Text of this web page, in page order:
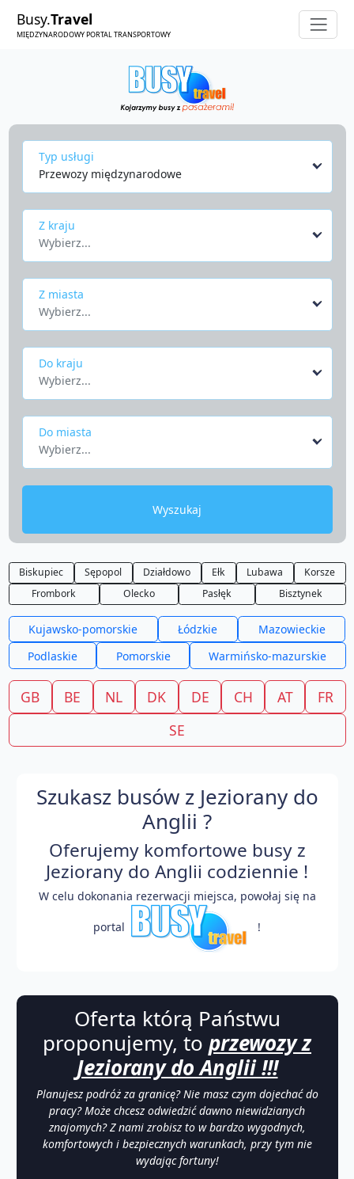
Busy.Travel
MIĘDZYNARODOWY PORTAL TRANSPORTOWY
Typ usługi
Przewozy międzynarodowe
Z kraju
Wybierz...
Z miasta
Wybierz...
Do kraju
Wybierz...
Do miasta
Wybierz...
Wyszukaj
Biskupiec Sępopol Działdowo Ełk Lubawa
Korsze
Frombork
Olecko Pasłęk Bisztynek
Kujawsko-pomorskie Łódzkie
Mazowieckie
Podlaskie
Pomorskie Warmińsko-mazurskie
GB BE NL DK DE CH AT
FR
SE
Szukasz busów z Jeziorany do
Anglii ?
Oferujemy komfortowe busy z
Jeziorany do Anglii codziennie !
W celu dokonania rezerwacji miejsca, powołaj się na
portal !
Oferta którą Państwu
proponujemy, to przewozy z
Jeziorany do Anglii !!!
Planujesz podróż za granicę? Nie masz czym dojechać do
pracy? Może chcesz odwiedzić dawno niewidzianych
znajomych? Z nami zrobisz to w bardzo wygodnych,
komfortowych i bezpiecznych warunkach, przy tym nie
wydając fortuny!